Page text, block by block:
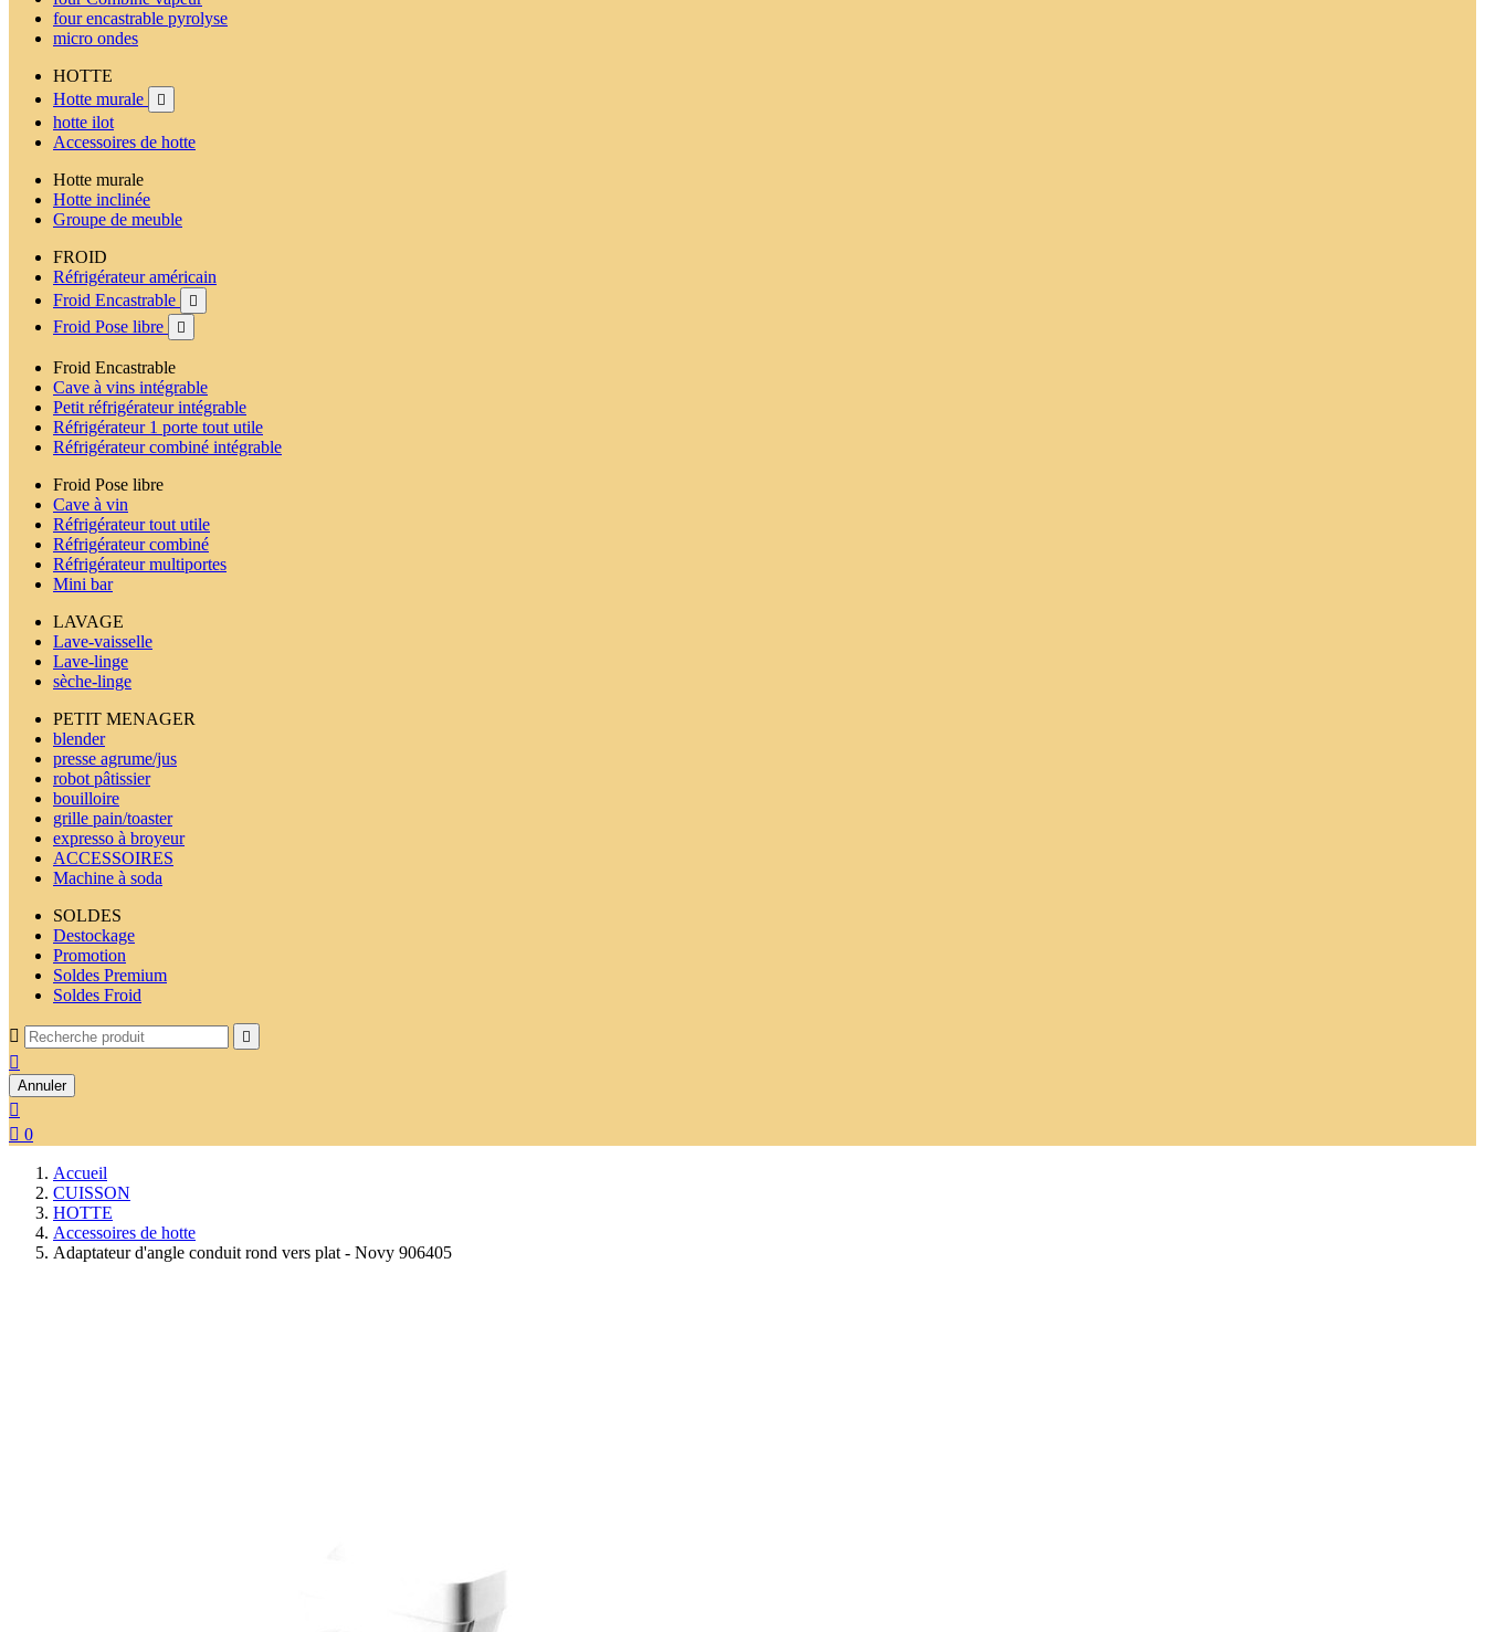
four encastrable pyrolyse
micro ondes
HOTTE
Hotte murale

hotte ilot
Accessoires de hotte
Hotte murale
Hotte inclinée
Groupe de meuble
FROID
Réfrigérateur américain
Froid Encastrable

Froid Pose libre 
Froid Encastrable
Cave à vins intégrable
Petit réfrigérateur intégrable
Réfrigérateur 1 porte tout utile
Réfrigérateur combiné intégrable
Froid Pose libre
Cave à vin
Réfrigérateur tout utile
Réfrigérateur combiné
Réfrigérateur multiportes
Mini bar
LAVAGE
Lave-vaisselle
Lave-linge
sèche-linge
PETIT MENAGER
blender
presse agrume/jus
robot pâtissier
bouilloire
grille pain/toaster
expresso à broyeur
ACCESSOIRES
Machine à soda
SOLDES
Destockage
Promotion
Soldes Premium
Soldes Froid
 

Annuler

 0
Accueil
CUISSON
HOTTE
Accessoires de hotte
Adaptateur d'angle conduit rond vers plat - Novy 906405